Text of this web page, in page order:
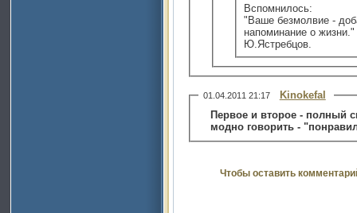
Вспомнилось:
"Ваше безмолвие -
напоминание о
Ю.Ястребцов.
01.04.2011 21:17
Kinokefal
Первое и второе - полный
модно говорить -
Чтобы оставить